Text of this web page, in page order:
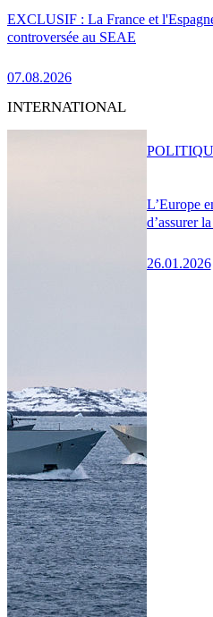
EXCLUSIF : La France et
controversée au SEAE
07.08.2026
INTERNATIONAL
L’Europe
d’assurer
26.01.2026